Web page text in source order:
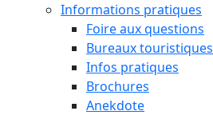
Informations pratiques
Foire aux questions
Bureaux touristiques
Infos pratiques
Brochures
Anekdote